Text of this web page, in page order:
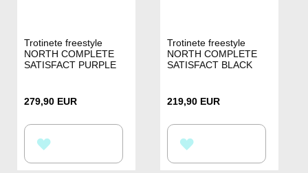
Trotinete freestyle
NORTH COMPLETE
SATISFACT PURPLE
279,90 EUR
LA
Trotinete freestyle
NORTH COMPLETE
SATISFACT BLACK
219,90 EUR
LA